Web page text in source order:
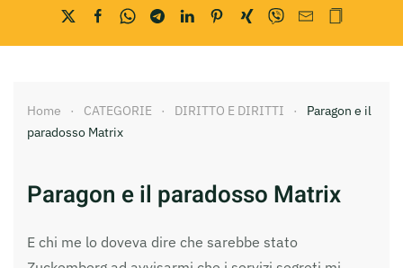
Home CATEGORIE DIRITTO E DIRITTI
Paragon e il
paradosso Matrix
Paragon e il paradosso Matrix
E chi me lo doveva dire che sarebbe stato